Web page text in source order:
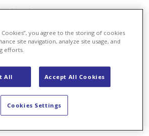
Norden
Skåne, ist flach. Das
zwar einfach (Fahr-räder haben
drei Gänge – für windige Tage),
Orientie-rung. In Malmö gibt es
Aussichtspunkte, die einen
Stadt verschaffen könnten. Die
der Wolkenkratzer Turning Torso,
Cookies”, you agree to the storing of cookies
site navigation, analyze site usage, and
efforts.
All Accept All Cookies
Cookies Settings